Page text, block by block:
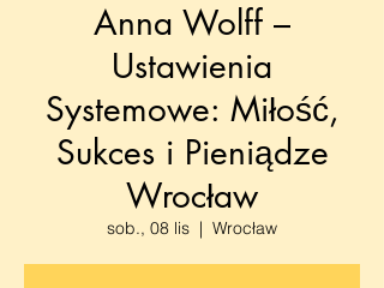
Anna Wolff –
Ustawienia
Systemowe: Miłość,
Sukces i Pieniądze
Wrocław
sob., 08 lis
  |
Wrocław